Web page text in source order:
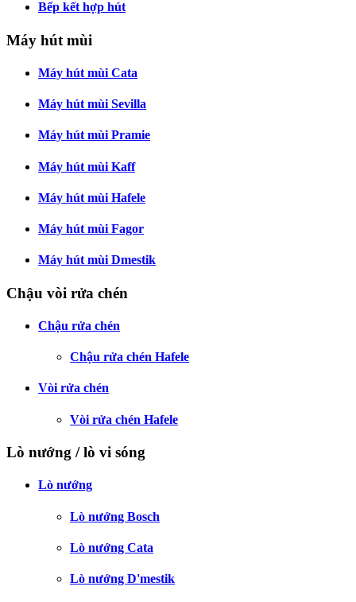
Bếp kết hợp hút
Máy hút mùi
Máy hút mùi Cata
Máy hút mùi Sevilla
Máy hút mùi Pramie
Máy hút mùi Kaff
Máy hút mùi Hafele
Máy hút mùi Fagor
Máy hút mùi Dmestik
Chậu vòi rửa chén
Chậu rửa chén
Chậu rửa chén Hafele
Vòi rửa chén
Vòi rửa chén Hafele
Lò nướng / lò vi sóng
Lò nướng
Lò nướng Bosch
Lò nướng Cata
Lò nướng D'mestik